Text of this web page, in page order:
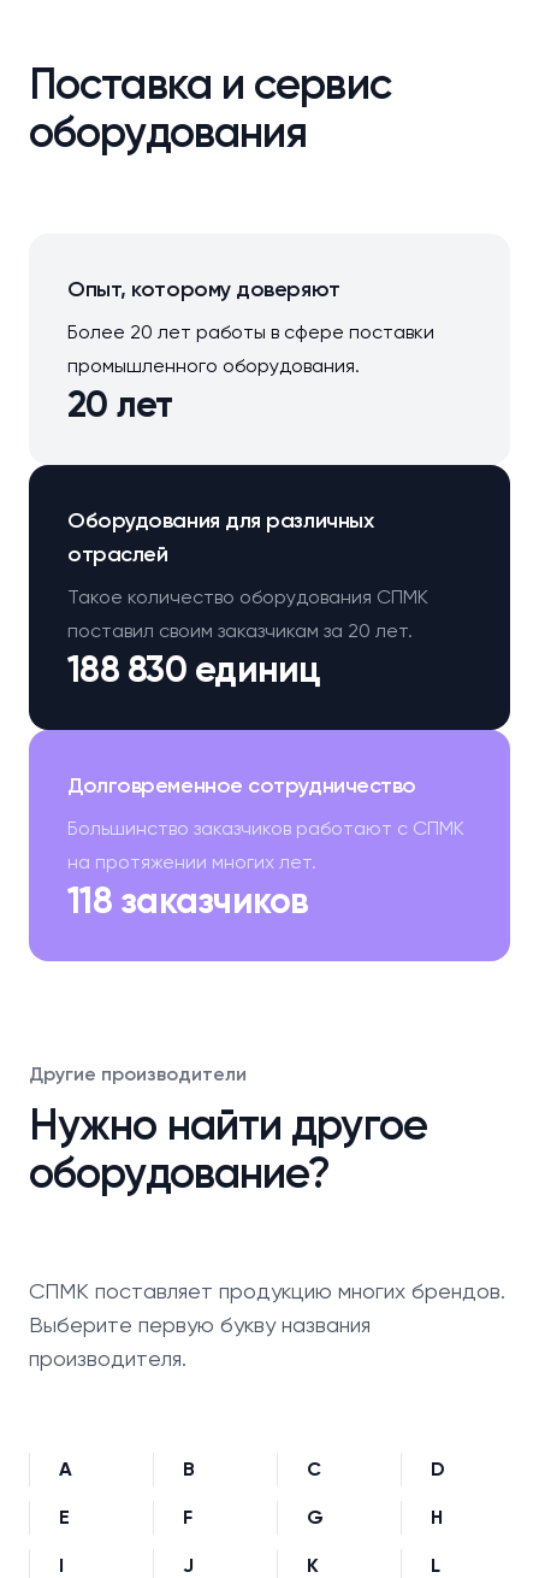
Поставка и сервис
оборудования
20 лет
Опыт, которому доверяют
Более 20 лет работы в сфере поставки
промышленного оборудования.
188 830 единиц
Оборудования для различных
отраслей
Такое количество оборудования СПМК
поставил своим заказчикам за 20 лет.
118 заказчиков
Долговременное сотрудничество
Большинство заказчиков работают с СПМК
на протяжении многих лет.
Другие производители
Нужно найти другое
оборудование?
СПМК поставляет продукцию многих брендов.
Выберите первую букву названия
производителя.
A B C D
E F G H
I J K L